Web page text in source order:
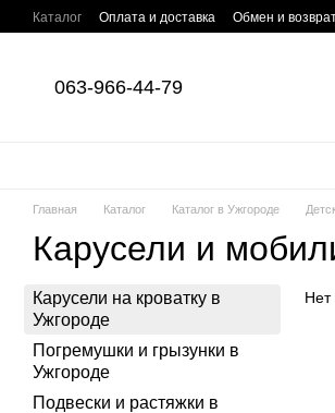
Перейти к основному контенту
Каталог Оплата и доставка Обмен и
063-966-44-79
Главная Каталог Каталог в Ужгороде
Карусели и
Нет
Карусели на кроватку в
Ужгороде
Погремушки и грызунки в
Ужгороде
Подвески и растяжки в